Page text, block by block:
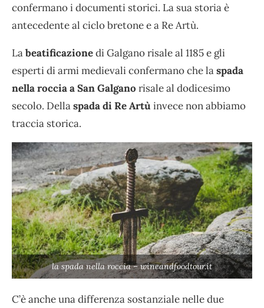
confermano i documenti storici. La sua storia è
antecedente al ciclo bretone e a Re Artù.
Labeatificazionedi Galgano risale al 1185 e gli
esperti di armi medievali confermano che laspada
nella roccia a San Galgano risale al dodicesimo
secolo. Dellaspada di Re Artù invece non abbiamo
traccia storica.
la spada nella roccia – wineandfoodtour.it
C’è anche una differenza sostanziale nelle due